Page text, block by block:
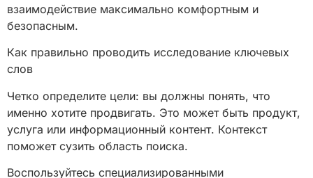
взаимодействие максимально комфортным и
безопасным.
Как правильно проводить исследование ключевых
слов
Четко определите цели: вы должны понять, что
именно хотите продвигать. Это может быть продукт,
услуга или информационный контент. Контекст
поможет сузить область поиска.
Воспользуйтесь специализированными